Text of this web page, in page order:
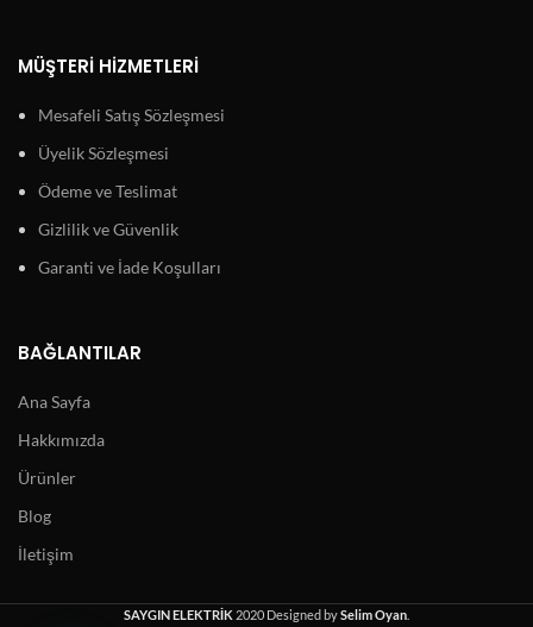
MÜŞTERI HIZMETLERI
Mesafeli Satış Sözleşmesi
Üyelik Sözleşmesi
Ödeme ve Teslimat
Gizlilik ve Güvenlik
Garanti ve İade Koşulları
BAĞLANTILAR
Ana Sayfa
Hakkımızda
Ürünler
Blog
İletişim
SAYGIN ELEKTRİK 2020 Designed bySelim Oyan